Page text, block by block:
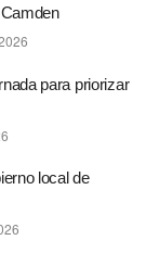
para priorizar
local de